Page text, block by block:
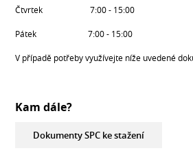
Čtvrtek 7:00 - 15:00
Pátek 7:00 - 15:00
V případě potřeby využívejte níže uvedené
Kam dále?
Dokumenty SPC ke stažení